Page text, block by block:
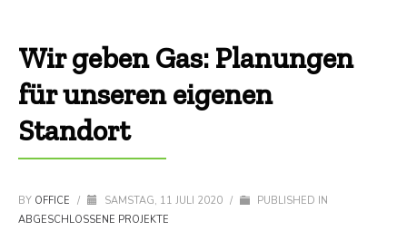
Wir geben Gas: Planungen
für unseren eigenen
Standort
BY OFFICE / SAMSTAG, 11 JULI 2020 /
PUBLISHED IN
ABGESCHLOSSENE PROJEKTE